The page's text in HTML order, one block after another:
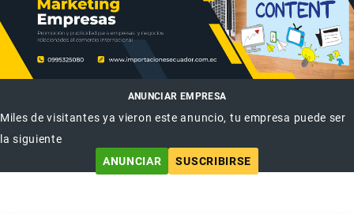
ANUNCIAR EMPRESA
Miles de visitantes ya vieron este anuncio, tu empresa puede ser
la siguiente
ANUNCIAR
SUSCRIBIRSE